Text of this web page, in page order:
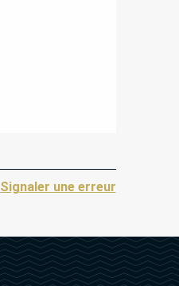
Signaler une erreur